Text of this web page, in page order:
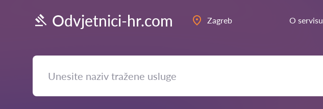
Odvjetnici-hr.com Zagreb O servisu